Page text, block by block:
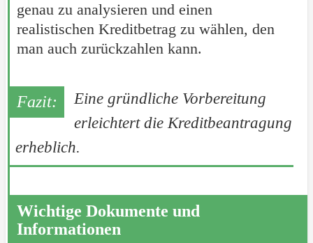
genau zu analysieren und einen
realistischen Kreditbetrag zu wählen, den
man auch zurückzahlen kann.
Eine gründliche Vorbereitung
erleichtert die Kreditbeantragung
erheblich.
Wichtige Dokumente und
Informationen